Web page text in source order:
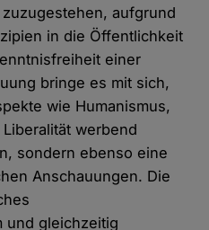
aufgrund
in die Öffentlichkeit
einer
bringe es mit sich,
wie Humanismus,
werbend
sondern ebenso eine
Anschauungen. Die
und gleichzeitig